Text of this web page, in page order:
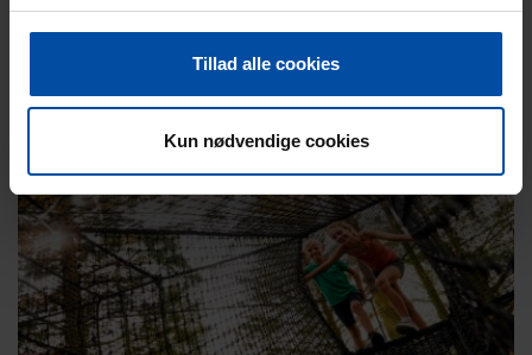
Tillad alle cookies
Kun nødvendige cookies